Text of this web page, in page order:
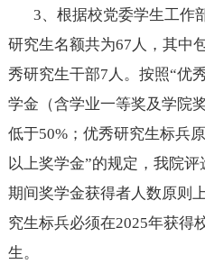
3、根据校党委学生工作
研究生名额共为67 人，其中
秀研究生干部7人。按照“优
学金（含学业一等奖及学院
低于50%； 优秀研究生标兵
以上奖学金”的规定，我院
期间奖学金获得者人数原则
究生标兵必须在2025年获得
生。